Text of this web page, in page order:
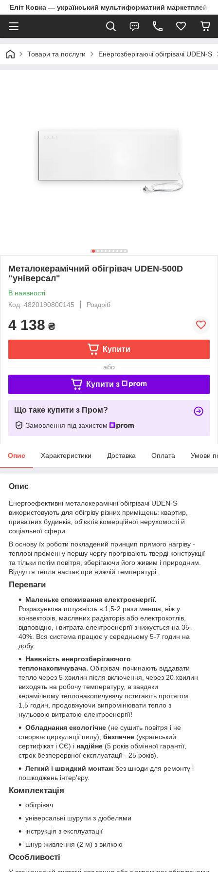
Еліт Ковка — український мультиформатний маркетплейс
Товари та послуги Енергозберігаючі обігрівачі UDEN-S
Металокерамічний обігрівач UDEN-500D
"універсал"
В наявності
Код: 4820190800145
Роздріб
4 138 ₴
Купити
або
Купити з
Що таке купити з Пром?
Замовлення під захистом
Опис Характеристики Доставка Оплата Умови
Опис
Енергоефективні металокерамічні обігрівачі UDEN-S
використовують для обігріву різних приміщень: квартир,
приватних будинків, об'єктів комерційної нерухомості й
соціальної сфери.
В основу їх роботи покладений принцип прямого нагріву -
теплові промені у першу чергу прогрівають тверді конструкції
та тільки потім повітря, зберігаючи його живим і природним.
Відчуття тепла настає при нижчій температурі.
Переваги
Маленьке споживання електроенергії.
Розрахункова потужність в 1,5-2 рази менша, ніж у
конвекторів, масляних радіаторів або електрокотлів,
відповідно, і витрата електроенергії знижується на 35-
40%. Вся система працює у середньому 5-7 годин на
добу.
Наявність енергозберігаючого
теплонакопичувача. Обігрівачі починають віддавати
тепло через 5 хвилин після включення, через 20 хвилин
виходять на робочу температуру, а завдяки
керамічному теплонакопичувачу остигають протягом
1,5 годин, продовжуючи випромінювати тепло з
нульовою витратою електроенергії!
Обладнання екологічне (не сушить повітря і не
створює циркуляції пилу), безпечне (український
сертифікат і СЄ) і надійне (5 років обмінної гарантії,
строк безперервної експлуатації - 25 років).
Легкий і швидкий монтаж без шкоди для ремонту і
пошкоджень інтер'єру.
Комплектація
обігрівач
універсальні шурупи з дюбелями
інструкція з експлуатації
шнур живлення (2 м) з вилкою
Особливості